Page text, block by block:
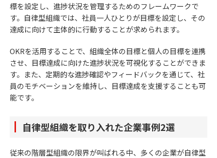
標を設定し、進捗状況を管理するためのフレームワークで
す。自律型組織では、社員一人ひとりが目標を設定し、その
達成に向けて主体的に行動することが求められます。
OKRを活用することで、組織全体の目標と個人の目標を連携
させ、目標達成に向けた進捗状況を可視化することができま
す。また、定期的な進捗確認やフィードバックを通じて、社
員のモチベーションを維持し、目標達成を支援することも可
能です。
自律型組織を取り入れた企業事例2選
従来の階層型組織の限界が叫ばれる中、多くの企業が自律型